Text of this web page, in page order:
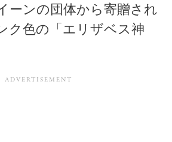
ーンの団体から寄贈され
ク色の「エリザベス神